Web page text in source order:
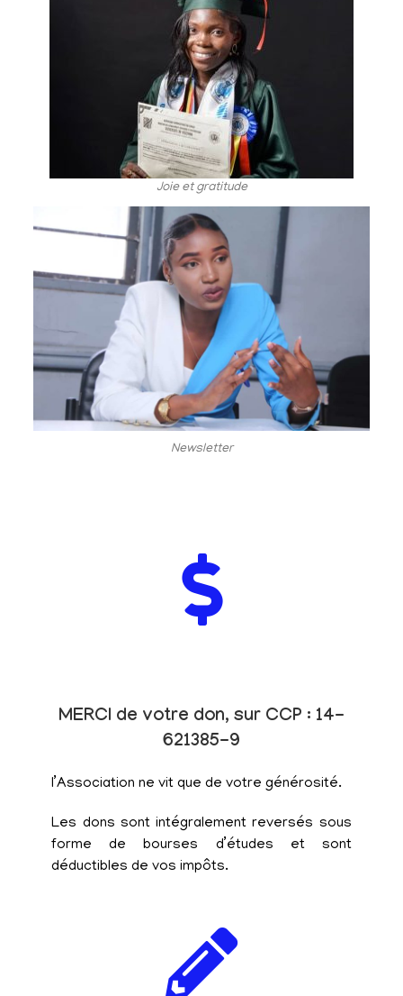
Joie et gratitude
Newsletter
MERCI de votre don, sur CCP : 14-
621385-9
l’Association ne vit que de votre générosité.
Les dons sont intégralement reversés sous
forme de bourses d’études et sont
déductibles de vos impôts.